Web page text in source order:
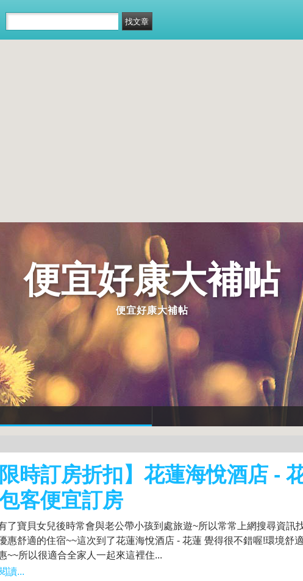
便宜好康大補帖
便宜好康大補帖
限時訂房折扣】花蓮海悅酒店 -
客便宜訂房
了寶貝女兒後時常會與老公帶小孩到處旅遊~所以常常上網搜尋資訊
惠舒適的住宿~~這次到了花蓮海悅酒店 - 花蓮 覺得很不錯喔!環境舒
~~所以很適合全家人一起來這裡住...
讀...